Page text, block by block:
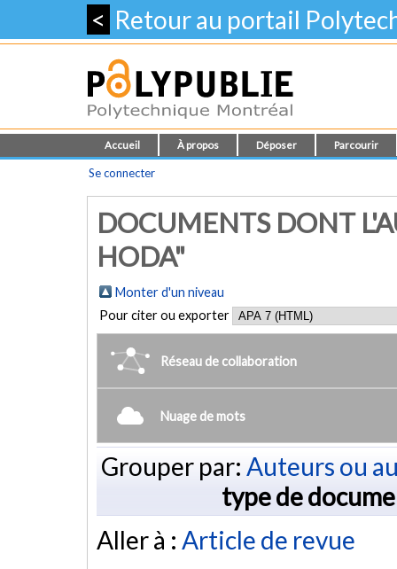
< Retour au portail
Accueil À propos Déposer Parcourir
Se connecter
DOCUMENTS DONT
HODA"
Monter d'un niveau
Pour citer ou exporter
Réseau de collaboration
Nuage de mots
Grouper par: Auteurs ou
type de
Aller à : Article de revue